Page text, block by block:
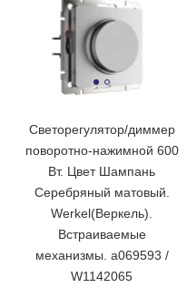
Светорегулятор/диммер
поворотно-нажимной 600
Вт. Цвет Шампань
Серебряный матовый.
Werkel(Веркель).
Встраиваемые
механизмы. a069593 /
W1142065